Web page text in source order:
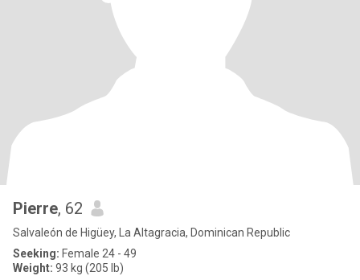
Pierre, 62
Salvaleón de Higüey, La Altagracia, Dominican Republic
Seeking: Female 24 - 49
Weight: 93 kg (205 lb)